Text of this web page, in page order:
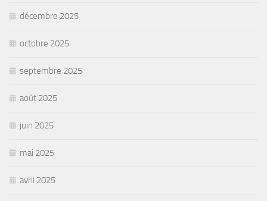
décembre 2025
octobre 2025
septembre 2025
août 2025
juin 2025
mai 2025
avril 2025